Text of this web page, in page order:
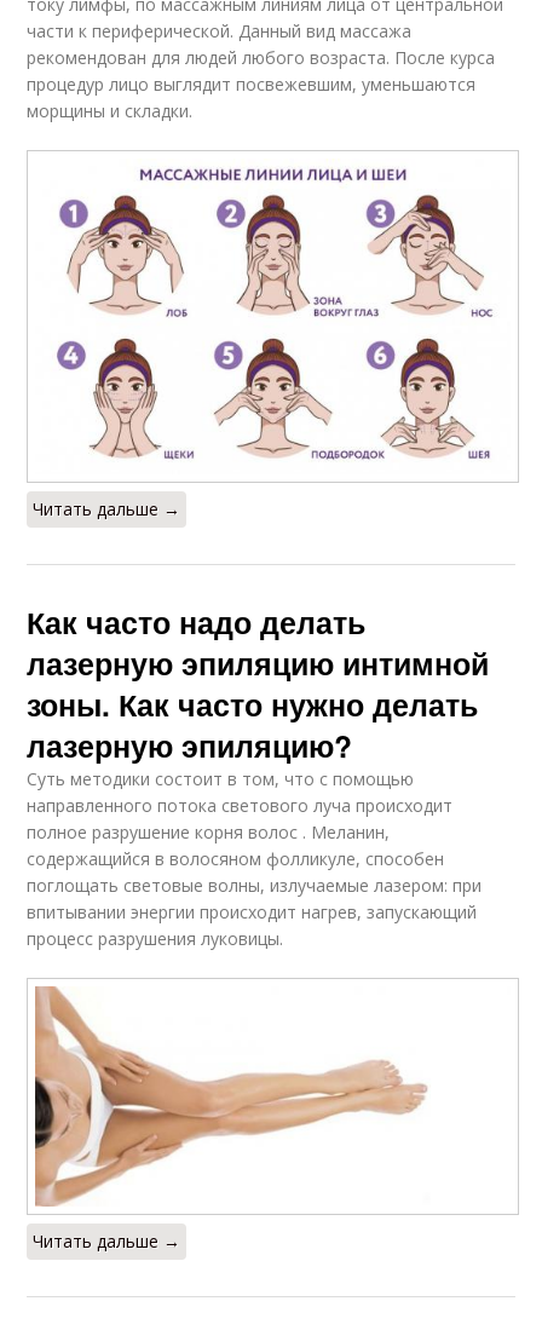
части к периферической. Данный вид массажа
рекомендован для людей любого возраста. После курса
процедур лицо выглядит посвежевшим, уменьшаются
морщины и складки.
Читать дальше →
Как часто надо делать
лазерную эпиляцию интимной
зоны. Как часто нужно делать
лазерную эпиляцию?
Суть методики состоит в том, что с помощью
направленного потока светового луча происходит
полное разрушение корня волос . Меланин,
содержащийся в волосяном фолликуле, способен
поглощать световые волны, излучаемые лазером: при
впитывании энергии происходит нагрев, запускающий
процесс разрушения луковицы.
Читать дальше →